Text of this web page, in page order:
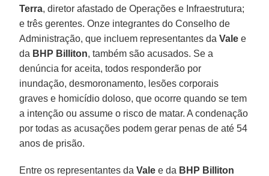
Terra, diretor afastado de Operações e Infraestrutura;
e três gerentes. Onze integrantes do Conselho de
Administração, que incluem representantes daVale e
da BHP Billiton, também são acusados. Se a
denúncia for aceita, todos responderão por
inundação, desmoronamento, lesões corporais
graves e homicídio doloso, que ocorre quando se tem
a intenção ou assume o risco de matar. A condenação
por todas as acusações podem gerar penas de até 54
anos de prisão.
Entre os representantes daVale e da BHP Billiton